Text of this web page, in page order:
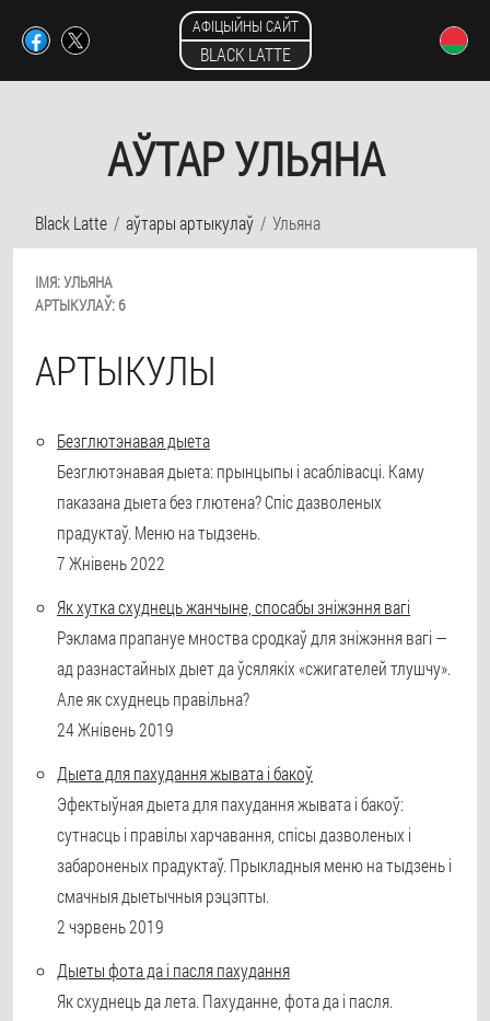
АФІЦЫЙНЫ САЙТ
BLACK LATTE
АЎТАР УЛЬЯНА
Black Latte аўтары артыкулаў Ульяна
ІМЯ:УЛЬЯНА
АРТЫКУЛАЎ: 6
АРТЫКУЛЫ
Безглютэнавая дыета
Безглютэнавая дыета: прынцыпы і асаблівасці. Каму
паказана дыета без глютена? Спіс дазволеных
прадуктаў. Меню на тыдзень.
7 Жнівень 2022
Як хутка схуднець жанчыне, спосабы зніжэння вагі
Рэклама прапануе мноства сродкаў для зніжэння вагі —
ад разнастайных дыет да ўсялякіх «сжигателей тлушчу».
Але як схуднець правільна?
24 Жнівень 2019
Дыета для пахудання жывата і бакоў
Эфектыўная дыета для пахудання жывата і бакоў:
сутнасць і правілы харчавання, спісы дазволеных і
забароненых прадуктаў. Прыкладныя меню на тыдзень і
смачныя дыетычныя рэцэпты.
2 чэрвень 2019
Дыеты фота да і пасля пахудання
Як схуднець да лета. Пахуданне, фота да і пасля.